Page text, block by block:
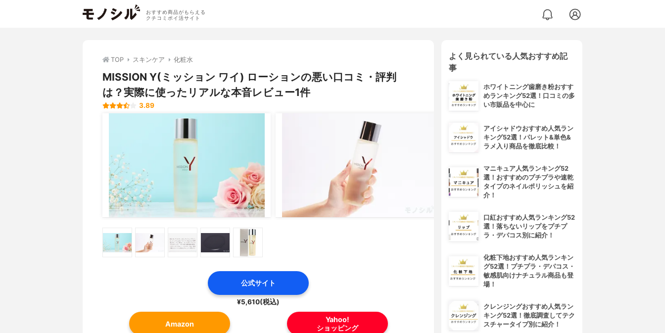
おすすめ商品がもらえる
クチコミポイ活サイト
TOP スキンケア 化粧水
MISSION Y(ミッション ワイ) ローションの悪い口コミ・評判
は？実際に使ったリアルな本音レビュー1件
3.89
公式サイト
¥5,610(税込)
Amazon
Yahoo!
ショッピング
よく見られている人気おすすめ記
事
ホワイトニング歯磨き粉おすす
めランキング52選！口コミの多
い市販品を中心に
アイシャドウおすすめ人気ラン
キング52選！パレット&単色&
ラメ入り商品を徹底比較！
マニキュア人気ランキング52
選！おすすめのプチプラや速乾
タイプのネイルポリッシュを紹
介！
口紅おすすめ人気ランキング52
選！落ちないリップをプチプ
ラ・デパコス別に紹介！
化粧下地おすすめ人気ランキン
グ52選！プチプラ・デパコス・
敏感肌向けナチュラル商品も登
場！
クレンジングおすすめ人気ラン
キング52選！徹底調査してテク
スチャータイプ別に紹介！